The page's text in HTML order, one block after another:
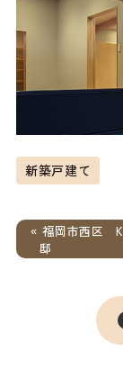
新築戸建て
« 福岡市西区 K
邸